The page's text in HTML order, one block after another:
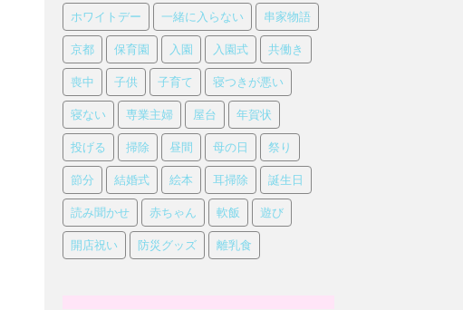
ホワイトデー 一緒に入らない 串家物語
京都 保育園 入園 入園式 共働き
喪中 子供 子育て 寝つきが悪い
寝ない 専業主婦 屋台 年賀状
投げる 掃除 昼間 母の日 祭り
節分 結婚式 絵本 耳掃除 誕生日
読み聞かせ 赤ちゃん 軟飯 遊び
開店祝い 防災グッズ 離乳食